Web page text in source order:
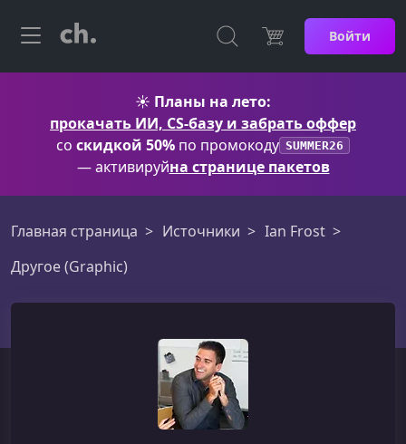
Войти
☀️ Планы на лето:
прокачать ИИ, CS-базу и забрать оффер
со скидкой 50% по промокоду SUMMER26
— активируйна странице пакетов
Главная страница Источники
Ian Frost
Другое (Graphic)